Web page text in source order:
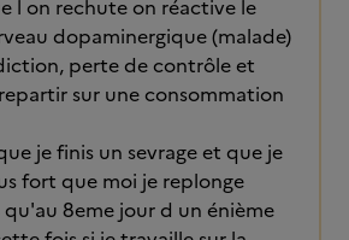
l on rechute on réactive le
dopaminergique (malade)
perte de contrôle et
sur une consommation
je finis un sevrage et que je
fort que moi je replonge
qu'au 8eme jour d un énième